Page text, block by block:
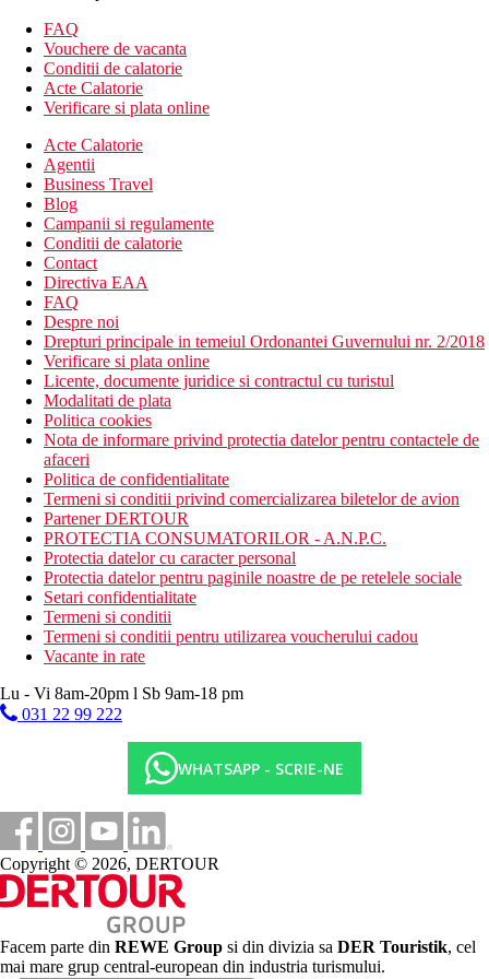
Descrierea hotelului
hol de intrare cu receptie
bar
restaurantul principal
Wi-Fi (gratuit)
piscina cu apa dulce (sezlonguri si umbrele gratuite)
loc de parcare (gratuit, in limita disponibilitatii)
Descrierea plajei
pietris
accesibil prin comunicare locala
sezlonguri si umbrele gratuite
Activitati gratuite
fitness
programe de seara neregulate
tenis de masa
Activitati sportive contra cost
inchiriere de biciclete
Mese
All Inclusive
Mic dejun (8:00-10:00), pranz (13:00-14:15), cina (19:00-
20:30) bufet.
Bauturi racoritoare usoare (16.45-18.00)
Bauturi racoritoare, bere, vin, bauturi alcoolice (toate
produse local), cafea filtrata, ceai (10.00-22.00)
*Va rugam sa retineti: orele si locatiile de mai sus pot fi
modificate.
Categoria oficiala
4 stele
Nota
In Grecia, trebuie sa platiti taxa turistica in functie de
categoria hotelului. Taxa nu este inclusa in pretul turului si
trebuie platita de catre client direct la receptia hotelului.
Taxa turistica
Incepand cu 2025, in Grecia exista obligatia de a plati taxa
climatica in functie de categoria de hotel. Taxa nu este inclusa in
tariful ofertei si va fi achitata de catre client la receptia hotelului.
Noile taxe de statiune in Grecia sunt (Aprilie – Octombrie):
10.00 €. Tarifele afisate sunt pe camera/noapte.
Distanţe
FAQ
Vouchere de vacanta
Conditii de calatorie
Acte Calatorie
Verificare si plata online
Acte Calatorie
Agentii
Business Travel
Blog
Campanii si regulamente
Conditii de calatorie
Contact
Directiva EAA
FAQ
Despre noi
Drepturi principale in temeiul Ordonantei Guvernului nr. 2/2018
Verificare si plata online
Licente, documente juridice si contractul cu turistul
Modalitati de plata
Politica cookies
Nota de informare privind protectia datelor pentru contactele de
afaceri
Politica de confidentialitate
Termeni si conditii privind comercializarea biletelor de avion
Partener DERTOUR
PROTECTIA CONSUMATORILOR - A.N.P.C.
Protectia datelor cu caracter personal
Protectia datelor pentru paginile noastre de pe retelele sociale
Setari confidentialitate
Termeni si conditii
Termeni si conditii pentru utilizarea voucherului cadou
Vacante in rate
Lu - Vi 8am-20pm l Sb 9am-18 pm
031 22 99 222
WHATSAPP - SCRIE-NE
Copyright © 2026, DERTOUR
Facem parte din REWE Group si din divizia sa DER Touristik, cel
mai mare grup central-european din industria turismului.